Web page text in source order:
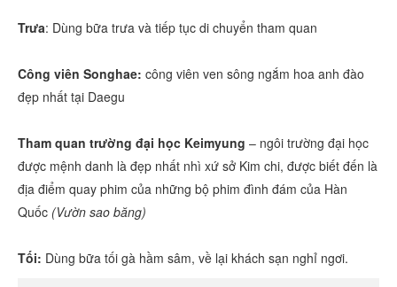
Trưa: Dùng bữa trưa và tiếp tục di chuyển tham quan
Công viên Songhae: công viên ven sông ngắm hoa anh đào
đẹp nhất tại Daegu
Tham quan trường đại học Keimyung – ngôi trường đại học
được mệnh danh là đẹp nhất nhì xứ sở Kim chi, được biết đến là
địa điểm quay phim của những bộ phim đình đám của Hàn
Quốc (Vườn sao băng)
Tối: Dùng bữa tối gà hầm sâm, về lại khách sạn nghỉ ngơi.